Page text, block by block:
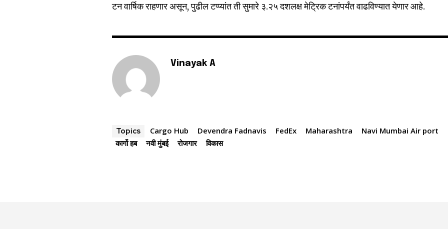
टन वार्षिक राहणार असून, पुढील टप्प्यांत ती सुमारे ३.२५ दशलक्ष मेट्रिक टनांपर्यंत वाढविण्यात येणार आहे.
Vinayak A
Topics Cargo Hub Devendra Fadnavis FedEx Maharashtra
Navi Mumbai Air port
कार्गो हब
नवी मुंबई रोजगार विकास